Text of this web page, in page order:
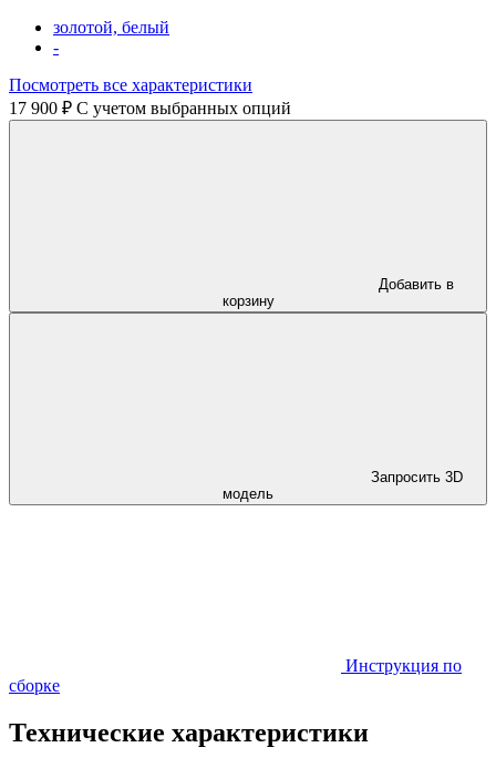
золотой, белый
-
Посмотреть все характеристики
17 900 ₽ C учетом выбранных опций
Добавить в
корзину
Запросить 3D
модель
Инструкция по
сборке
Технические характеристики